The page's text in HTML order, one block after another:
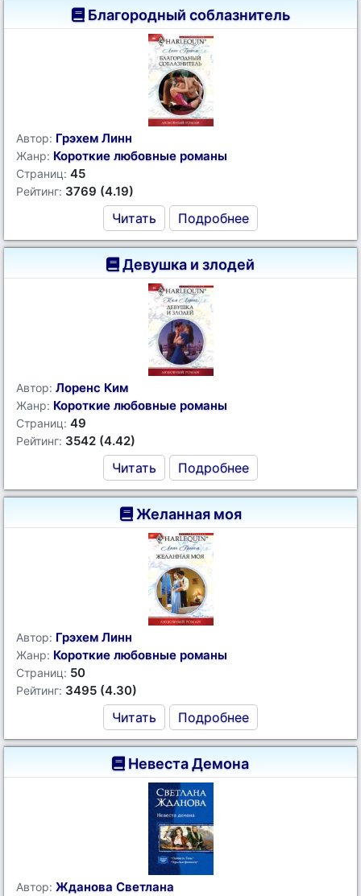
Благородный соблазнитель
Автор: Грэхем Линн
Жанр: Короткие любовные романы
Страниц: 45
Рейтинг: 3769 (4.19)
Читать Подробнее
Девушка и злодей
Автор: Лоренс Ким
Жанр: Короткие любовные романы
Страниц: 49
Рейтинг: 3542 (4.42)
Читать Подробнее
Желанная моя
Автор: Грэхем Линн
Жанр: Короткие любовные романы
Страниц: 50
Рейтинг: 3495 (4.30)
Читать Подробнее
Невеста Демона
Автор: Жданова Светлана